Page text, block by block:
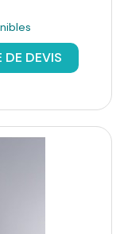
DE DEVIS